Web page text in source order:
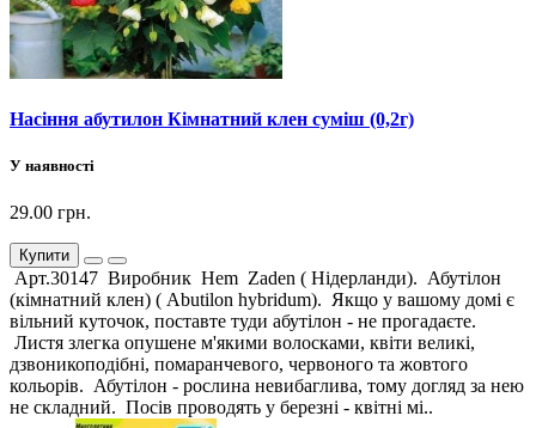
Насіння абутилон Кімнатний клен суміш (0,2г)
У наявності
29.00 грн.
Купити
Арт.30147 Виробник Hem Zaden ( Нідерланди). Абутілон
(кімнатний клен) ( Abutilon hybridum). Якщо у вашому домі є
вільний куточок, поставте туди абутілон - не прогадаєте.
Листя злегка опушене м'якими волосками, квіти великі,
дзвоникоподібні, помаранчевого, червоного та жовтого
кольорів. Абутілон - рослина невибаглива, тому догляд за нею
не складний. Посів проводять у березні - квітні мі..